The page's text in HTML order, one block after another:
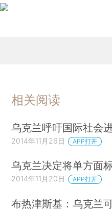
相关阅读
乌克兰呼吁国际社会
2014年11月26日 APP打开
乌克兰决定将单方面
2014年11月20日 APP打开
布热津斯基：乌克兰